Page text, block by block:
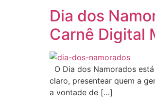
Dia dos
Carnê Digital
O Dia dos Namorados
claro, presentear quem a
a vontade de […]